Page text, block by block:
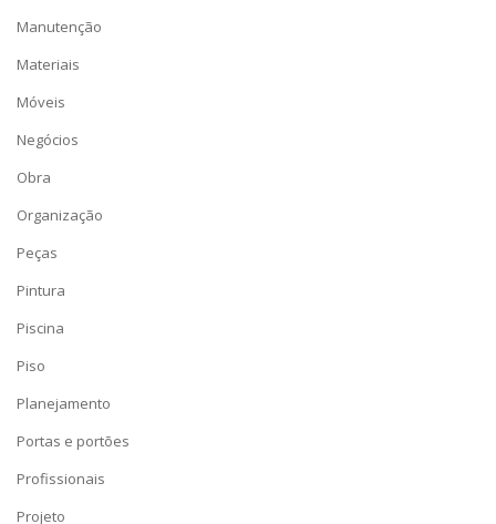
Manutenção
Materiais
Móveis
Negócios
Obra
Organização
Peças
Pintura
Piscina
Piso
Planejamento
Portas e portões
Profissionais
Projeto